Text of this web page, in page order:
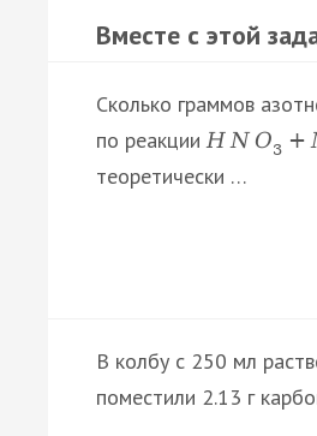
Вместе с этой
Сколько граммов
по реакцииH N O3 +
теоретически …
В колбу с 250 мл
поместили 2.13 г